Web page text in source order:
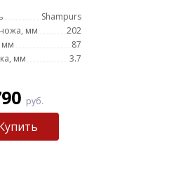
Shampurs
мм
202
мм
87
мм
3.7
руб.